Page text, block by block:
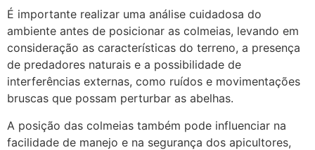
É importante realizar uma análise cuidadosa do
ambiente antes de posicionar as colmeias, levando em
consideração as características do terreno, a presença
de predadores naturais e a possibilidade de
interferências externas, como ruídos e movimentações
bruscas que possam perturbar as abelhas.
A posição das colmeias também pode influenciar na
facilidade de manejo e na segurança dos apicultores,